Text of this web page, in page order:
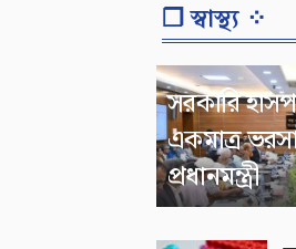
❐ স্বাস্থ্য ⁘
সরকারি
একমাত্র
প্রধানমন্ত্রী